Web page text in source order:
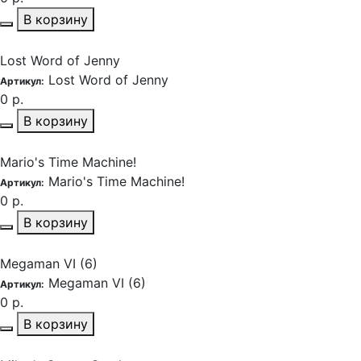
В корзину
Lost Word of Jenny
Артикул: Lost Word of Jenny
0 р.
В корзину
Mario's Time Machine!
Артикул: Mario's Time Machine!
0 р.
В корзину
Megaman VI (6)
Артикул: Megaman VI (6)
0 р.
В корзину